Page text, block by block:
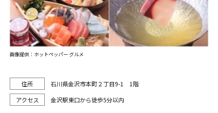
石川県金沢市本町２丁目9-1 1階
金沢駅東口から徒歩5分以内
画像提供：ホットペッパー グルメ